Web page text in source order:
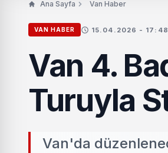
Ana Sayfa Van Haber
VAN HABER 15.04.2026 - 17:48
Van 4.
Turuyla
Van'da